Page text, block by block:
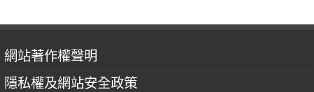
網站著作權聲明
隱私權及網站安全政策